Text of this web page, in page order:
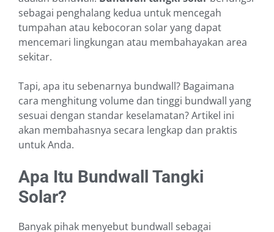
sebagai penghalang kedua untuk mencegah
tumpahan atau kebocoran solar yang dapat
mencemari lingkungan atau membahayakan area
sekitar.
Tapi, apa itu sebenarnya bundwall? Bagaimana
cara menghitung volume dan tinggi bundwall yang
sesuai dengan standar keselamatan? Artikel ini
akan membahasnya secara lengkap dan praktis
untuk Anda.
Apa Itu Bundwall Tangki
Solar?
Banyak pihak menyebut bundwall sebagai